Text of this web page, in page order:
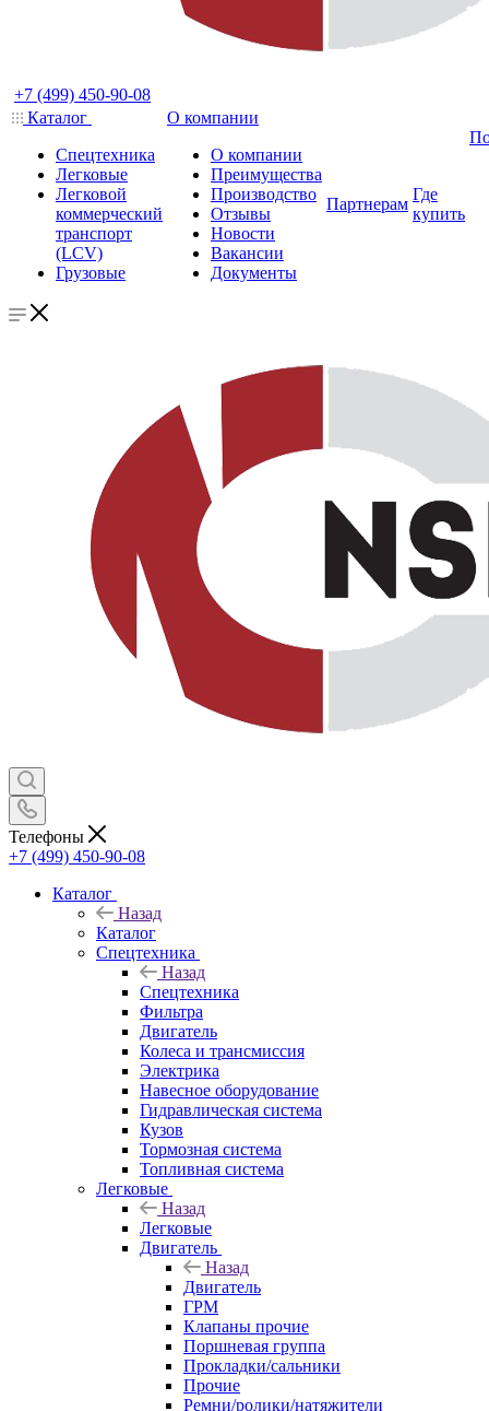
+7 (499) 450-90-08
Каталог
Спецтехника
Легковые
Легковой
коммерческий
транспорт
(LCV)
Грузовые
О компании
О компании
Преимущества
Производство
Отзывы
Новости
Вакансии
Документы
Партнерам
Где
купить
Телефоны
+7 (499) 450-90-08
Каталог
Назад
Каталог
Спецтехника
Назад
Спецтехника
Фильтра
Двигатель
Колеса и трансмиссия
Электрика
Навесное оборудование
Гидравлическая система
Кузов
Тормозная система
Топливная система
Легковые
Назад
Легковые
Двигатель
Назад
Двигатель
ГРМ
Клапаны прочие
Поршневая группа
Прокладки/сальники
Прочие
Ремни/ролики/натяжители